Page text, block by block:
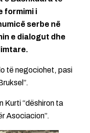
formimi i
serbe në
e dialogut dhe
të negociohet, pasi
Kurti “dëshiron ta
Asociacion”.